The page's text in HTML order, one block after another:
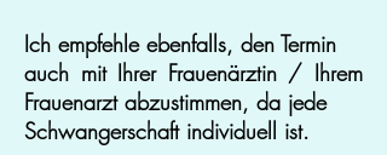
Ich empfehle ebenfalls, den Termin
auch mit Ihrer Frauenärztin / Ihrem
Frauenarzt abzustimmen, da jede
Schwangerschaft individuell ist.